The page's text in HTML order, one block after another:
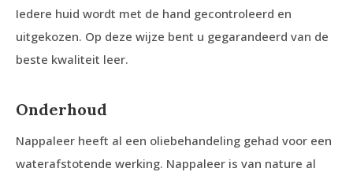
Iedere huid wordt met de hand gecontroleerd en
uitgekozen. Op deze wijze bent u gegarandeerd van de
beste kwaliteit leer.
Onderhoud
Nappaleer heeft al een oliebehandeling gehad voor een
waterafstotende werking. Nappaleer is van nature al